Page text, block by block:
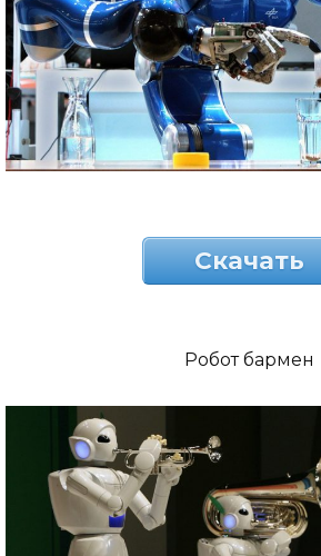
Скачать
Робот бармен